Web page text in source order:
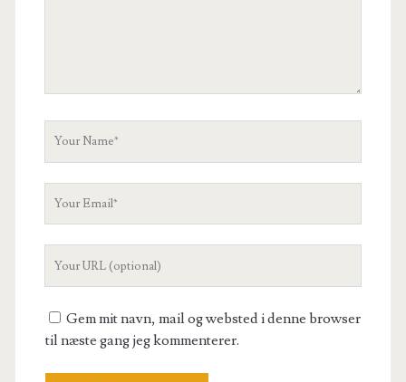
Gem mit navn, mail og websted i denne browser
til næste gang jeg kommenterer.